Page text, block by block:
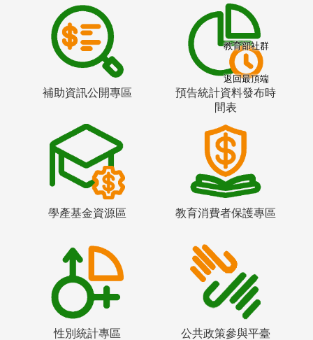
補助資訊公開專區
預告統計資料發布時
間表
學產基金資源區 教育消費者保護專區
性別統計專區 公共政策參與平臺
教育部社群
返回最頂端